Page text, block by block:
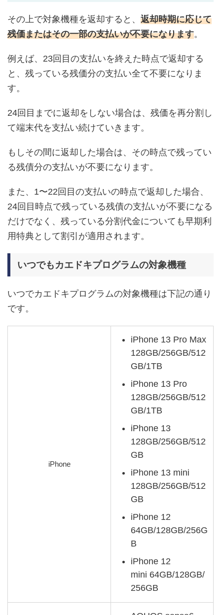
その上で対象機種を返却すると、 返却時期に応じて
残価またはその一部の支払いが不要になります。
例えば、23回目の支払いを終えた時点で返却する
と、残っている残価分の支払い全て不要になりま
す。
24回目までに返却をしない場合は、残価を再分割し
て端末代を支払い続けていきます。
もしその間に返却した場合は、その時点で残ってい
る残債分の支払いが不要になります。
また、1〜22回目の支払いの時点で返却した場合、
24回目時点で残っている残債の支払いが不要になる
だけでなく、残っている分割代金についても早期利
用特典として割引が適用されます。
いつでもカエドキプログラムの対象機種
いつでカエドキプログラムの対象機種は下記の通り
です。
iPhone
iPhone 13 Pro Max
128GB/256GB/512
GB/1TB
iPhone 13 Pro
128GB/256GB/512
GB/1TB
iPhone 13
128GB/256GB/512
GB
iPhone 13 mini
128GB/256GB/512
GB
iPhone 12
64GB/128GB/256G
B
iPhone 12
mini 64GB/128GB/
256GB